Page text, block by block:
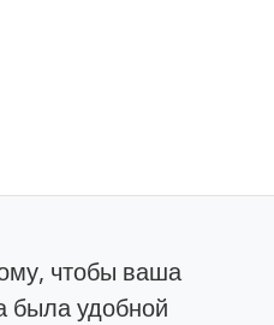
чтобы ваша
была удобной